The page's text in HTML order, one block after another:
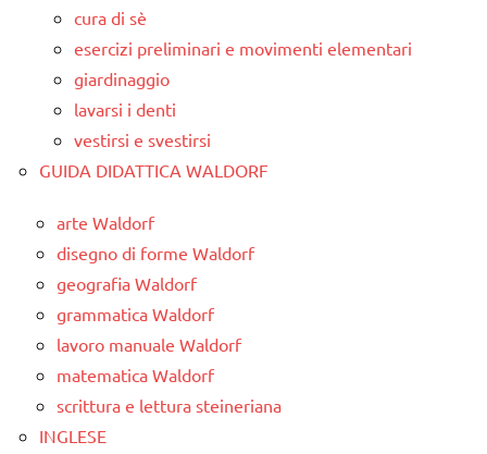
cura di sè
esercizi preliminari e movimenti elementari
giardinaggio
lavarsi i denti
vestirsi e svestirsi
GUIDA DIDATTICA WALDORF
arte Waldorf
disegno di forme Waldorf
geografia Waldorf
grammatica Waldorf
lavoro manuale Waldorf
matematica Waldorf
scrittura e lettura steineriana
INGLESE